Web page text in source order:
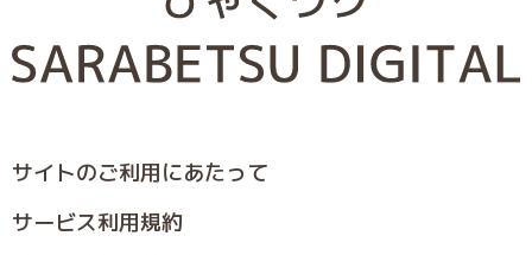
サイトのご利⽤にあたって
サービス利⽤規約